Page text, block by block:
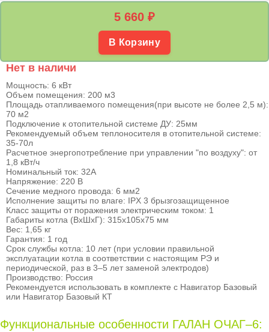
5 660 ₽
В Корзину
Нет в наличи
Мощность: 6 кВт
Объем помещения: 200 м3
Площадь отапливаемого помещения(при высоте не более 2,5 м):
70 м2
Подключение к отопительной системе ДУ: 25мм
Рекомендуемый объем теплоносителя в отопительной системе:
35-70л
Расчетное энергопотребление при управлении "по воздуху": от
1,8 кВт/ч
Номинальный ток: 32А
Напряжение: 220 В
Сечение медного провода: 6 мм2
Исполнение защиты по влаге: IPX 3 брызгозащищенное
Класс защиты от поражения электрическим током: 1
Габариты котла (ВхШхГ): 315x105х75 мм
Вес: 1,65 кг
Гарантия: 1 год
Срок службы котла: 10 лет (при условии правильной
эксплуатации котла в соответствии с настоящим РЭ и
периодической, раз в 3–5 лет заменой электродов)
Производство: Россия
Рекомендуется использовать в комплекте с Навигатор Базовый
или Навигатор Базовый КТ
Функциональные особенности ГАЛАН ОЧАГ–6: